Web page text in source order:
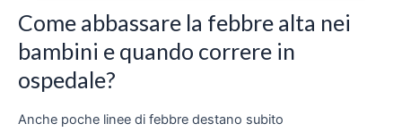
Come abbassare la febbre alta nei
bambini e quando correre in
ospedale?
Anche poche linee di febbre destano subito